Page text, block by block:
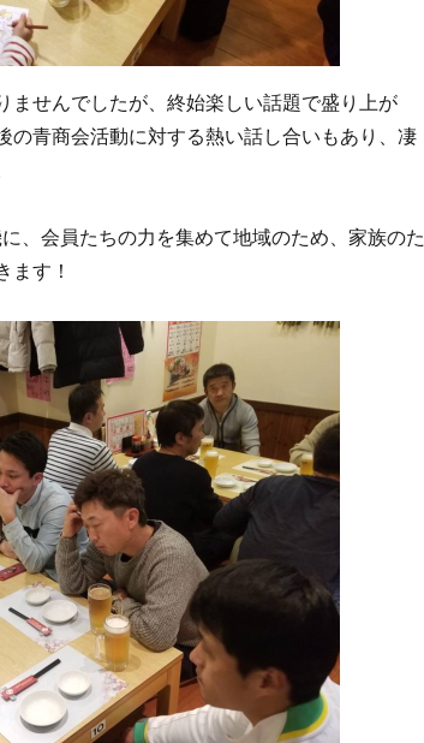
ませんでしたが、終始楽しい話題で盛り上が
の青商会活動に対する熱い話し合いもあり、凄
、会員たちの力を集めて地域のため、家族のた
ます！